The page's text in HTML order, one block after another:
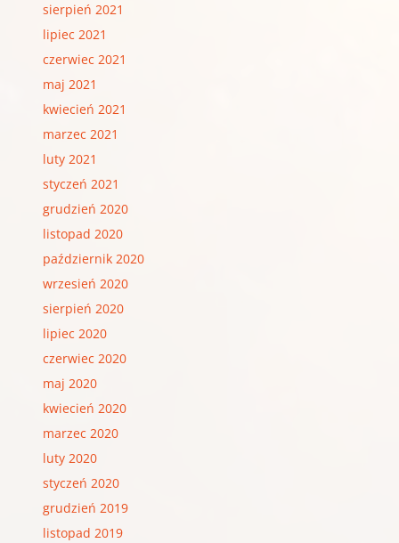
sierpień 2021
lipiec 2021
czerwiec 2021
maj 2021
kwiecień 2021
marzec 2021
luty 2021
styczeń 2021
grudzień 2020
listopad 2020
październik 2020
wrzesień 2020
sierpień 2020
lipiec 2020
czerwiec 2020
maj 2020
kwiecień 2020
marzec 2020
luty 2020
styczeń 2020
grudzień 2019
listopad 2019